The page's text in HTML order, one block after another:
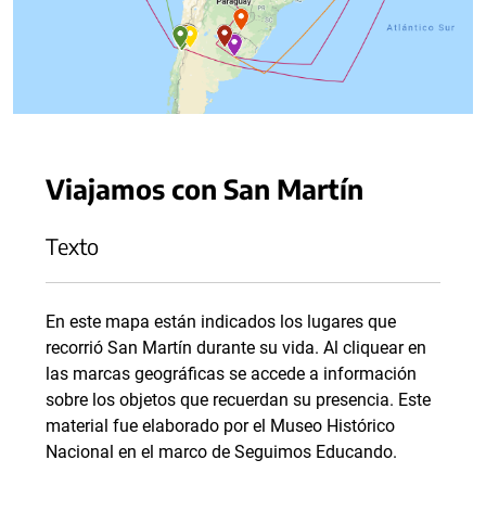
Viajamos con San Martín
Texto
En este mapa están indicados los lugares que
recorrió San Martín durante su vida. Al cliquear en
las marcas geográficas se accede a información
sobre los objetos que recuerdan su presencia. Este
material fue elaborado por el Museo Histórico
Nacional en el marco de Seguimos Educando.